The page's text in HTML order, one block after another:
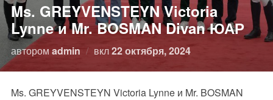
Ms. GREYVENSTEYN Victoria
Lynne и Mr. BOSMAN Divan ЮАР
автором admin вклОпубликовано
22 октября, 2024
Ms. GREYVENSTEYN Victoria Lynne и Mr. BOSMAN